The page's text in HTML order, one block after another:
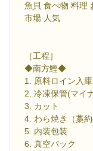
魚貝 食べ物 料理
市場 人気
［工程］
◆南方鰹◆
1. 原料ロイン入庫
2. 冷凍保管(マイ
3. カット
4. わら焼き（藁
5. 内装包装
6. 真空パック